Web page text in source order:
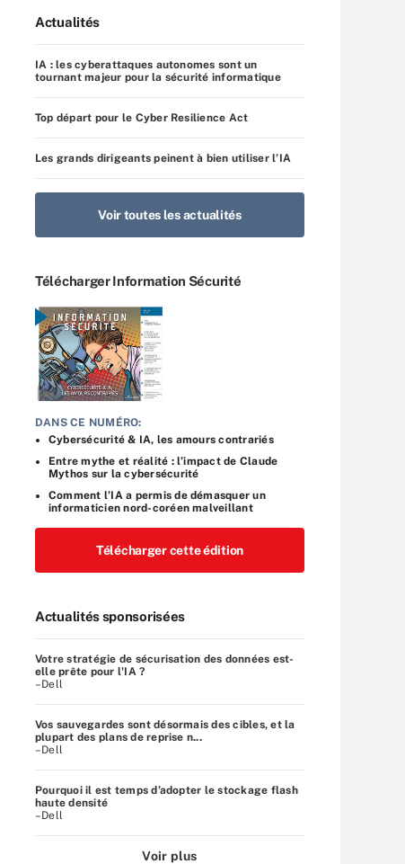
Actualités
IA : les cyberattaques autonomes sont un
tournant majeur pour la sécurité informatique
Top départ pour le Cyber Resilience Act
Les grands dirigeants peinent à bien utiliser l’IA
Voir toutes les actualités
Télécharger Information Sécurité
DANS CE NUMÉRO:
Cybersécurité & IA, les amours contrariés
Entre mythe et réalité : l’impact de Claude
Mythos sur la cybersécurité
Comment l’IA a permis de démasquer un
informaticien nord-coréen malveillant
Télécharger cette édition
Actualités sponsorisées
Votre stratégie de sécurisation des données est-
elle prête pour l'IA ?
–Dell
Vos sauvegardes sont désormais des cibles, et la
plupart des plans de reprise n...
–Dell
Pourquoi il est temps d’adopter le stockage flash
haute densité
–Dell
Voir plus